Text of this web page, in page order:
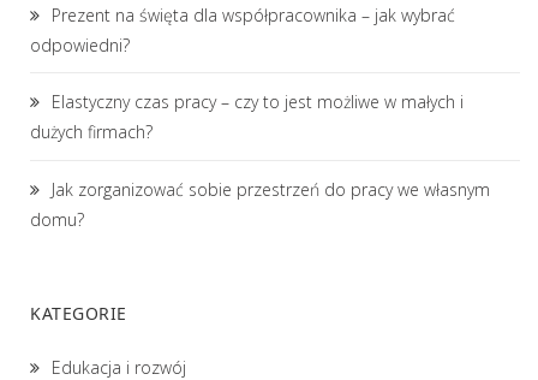
Prezent na święta dla współpracownika – jak wybrać
odpowiedni?
Elastyczny czas pracy – czy to jest możliwe w małych i
dużych firmach?
Jak zorganizować sobie przestrzeń do pracy we własnym
domu?
KATEGORIE
Edukacja i rozwój